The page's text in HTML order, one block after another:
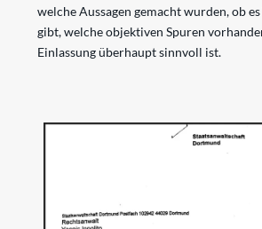
welche Aussagen gemacht wurden, ob
gibt, welche objektiven Spuren
Einlassung überhaupt sinnvoll ist.